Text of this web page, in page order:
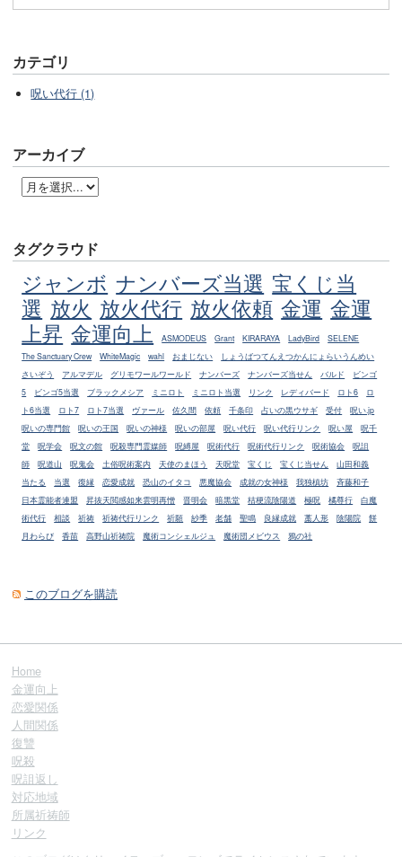
カテゴリ
呪い代行 (1)
アーカイブ
タグクラウド
ジャンボ ナンバーズ当選 宝くじ当
選 放火 放火代行 放火依頼 金運 金運
上昇 金運向上 ASMODEUS Grant KIRARAYA LadyBird
SELENE
The Sanctuary Crew
WhiteMagic wahl おまじない
しょうばつてんえつかんにょらいうんめい
さいぞう
アルマデル グリモワールワールド ナンバーズ ナンバーズ当せん バルド
ビンゴ
5
ビンゴ5当選 ブラックメシア ミニロト ミニロト当選 リンク レディバード ロト6
ロ
ト6当選
ロト7 ロト7当選 ヴァール 佐久間 依頼 千条印 占いの黒ウサギ 受付
呪い.jp
呪いの専門館
呪いの王国 呪いの神様 呪いの部屋 呪い代行 呪い代行リンク 呪い屋
呪千
堂
呪学会 呪文の館 呪殺専門霊媒師 呪縛屋 呪術代行 呪術代行リンク 呪術協会
呪詛
師
呪道山 呪鬼会 土俗呪術案内 天使のまほう 天呪堂 宝くじ 宝くじ当せん
山田和義
当たる
当選 復縁 恋愛成就 恐山のイタコ 悪魔協会 成就の女神様 我独槙坊
斉藤和子
日本霊能者連盟
昇抜天閲感如来雲明再憎 晋明会 暗黒堂 桔梗流陰陽道 極呪 橘尊行
白魔
術代行
相談 祈祷 祈祷代行リンク 祈願 紗季 老舗 聖鳴 良縁成就 藁人形 陰陽院
餅
月わらび
香苗 高野山祈祷院 魔術コンシェルジュ 魔術団メビウス 鴉の社
このブログを購読
Home
金運向上
恋愛関係
人間関係
復讐
呪殺
呪詛返し
対応地域
所属祈祷師
リンク